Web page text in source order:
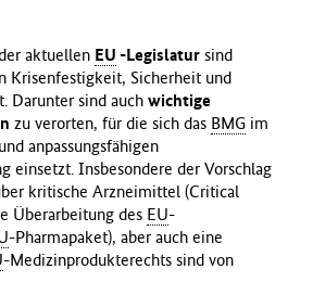
aktuellen EU -Legislatur sind
Krisenfestigkeit, Sicherheit und
Darunter sind auch wichtige
zu verorten, für die sich das BMG im
anpassungsfähigen
einsetzt. Insbesondere der Vorschlag
kritische Arzneimittel (Critical
Überarbeitung des EU-
-Pharmapaket), aber auch eine
-Medizinprodukterechts sind von